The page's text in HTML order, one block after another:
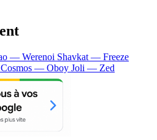
— Werenoi Shavkat — Freeze
Cosmos — Oboy Joli — Zed